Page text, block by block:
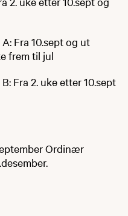
Fra 10.sept og ut
frem til jul
Fra 2. uke etter 10.sept
Ordinær